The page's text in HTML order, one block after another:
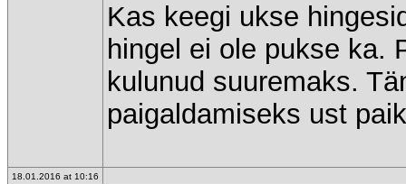
Kas keegi ukse
hingel ei ole pukse ka.
kulunud suuremaks.
paigaldamiseks ust
18.01.2016 at 10:16